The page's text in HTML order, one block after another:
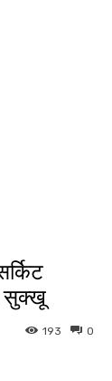
सुक्खू
0
193